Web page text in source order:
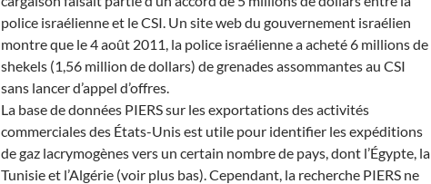
police israélienne et le CSI. Un site web du gouvernement israélien
montre que le 4 août 2011, la police israélienne a acheté 6 millions de
shekels (1,56 million de dollars) de grenades assommantes au CSI
sans lancer d’appel d’offres.
La base de données PIERS sur les exportations des activités
commerciales des États-Unis est utile pour identifier les expéditions
de gaz lacrymogènes vers un certain nombre de pays, dont l’Égypte, la
Tunisie et l’Algérie (voir plus bas). Cependant, la recherche PIERS ne